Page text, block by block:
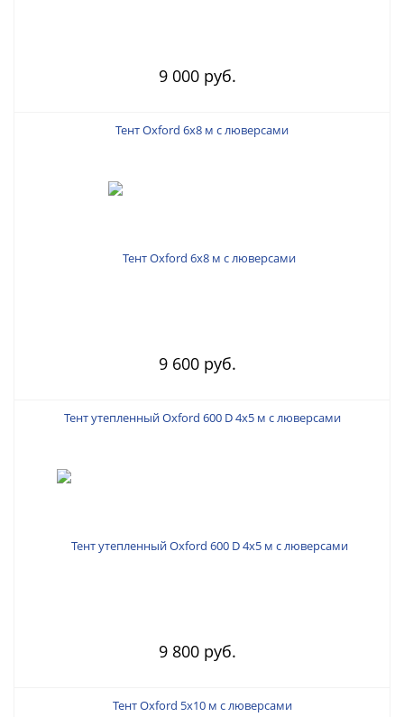
9 000 руб.
Тент Oxford 6х8 м с люверсами
9 600 руб.
Тент утепленный Oxford 600 D 4х5 м с люверсами
9 800 руб.
Тент Oxford 5х10 м с люверсами